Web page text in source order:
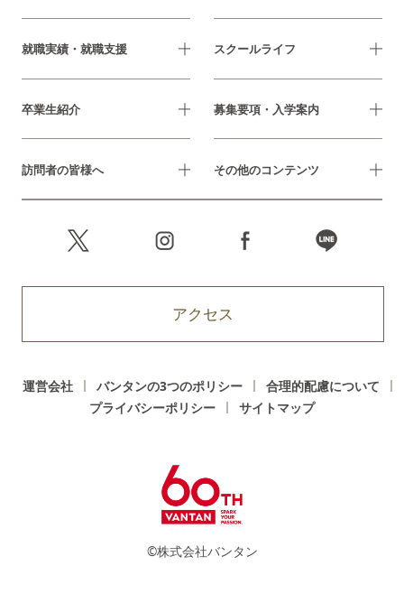
就職実績・就職支援 スクールライフ
卒業生紹介 募集要項・入学案内
訪問者の皆様へ その他のコンテンツ
アクセス
運営会社 バンタンの3つのポリシー
合理的配慮について
プライバシーポリシー
サイトマップ
©株式会社バンタン